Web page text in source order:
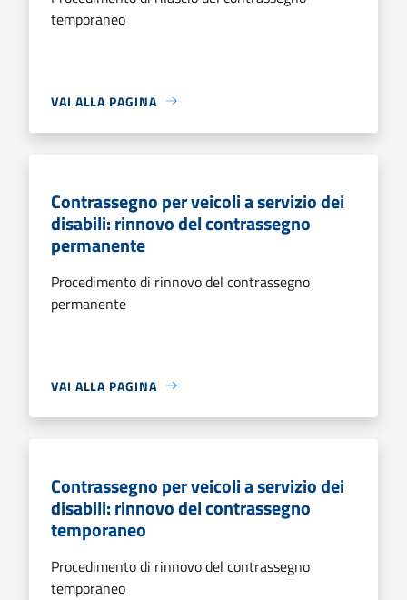
temporaneo
VAI ALLA PAGINA
Contrassegno per veicoli a servizio dei
disabili: rinnovo del contrassegno
permanente
Procedimento di rinnovo del contrassegno
permanente
VAI ALLA PAGINA
Contrassegno per veicoli a servizio dei
disabili: rinnovo del contrassegno
temporaneo
Procedimento di rinnovo del contrassegno
temporaneo